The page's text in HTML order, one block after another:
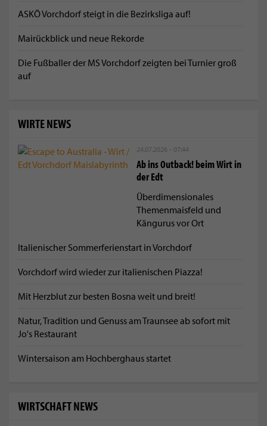
ASKÖ Vorchdorf steigt in die Bezirksliga auf!
Mairückblick und neue Rekorde
Die Fußballer der MS Vorchdorf zeigten bei Turnier groß
auf
WIRTE NEWS
24.07.2026 - 07:44
Ab ins Outback! beim Wirt in
der Edt
Überdimensionales
Themenmaisfeld und
Kängurus vor Ort
Italienischer Sommerferienstart in Vorchdorf
Vorchdorf wird wieder zur italienischen Piazza!
Mit Herzblut zur besten Bosna weit und breit!
Natur, Tradition und Genuss am Traunsee ab sofort mit
Jo's Restaurant
Wintersaison am Hochberghaus startet
WIRTSCHAFT NEWS